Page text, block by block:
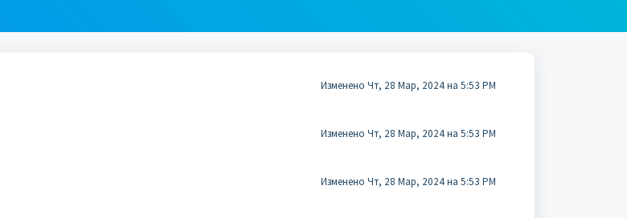
Изменено Чт, 28 Мар, 2024 на 5:53 PM
Изменено Чт, 28 Мар, 2024 на 5:53 PM
Изменено Чт, 28 Мар, 2024 на 5:53 PM